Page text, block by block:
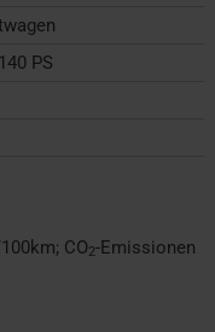
PS
; CO2-Emissionen